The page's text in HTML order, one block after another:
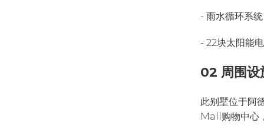
- 雨水循环系统
- 22块太阳能
02 周围设
此别墅位于
Mall购物中心